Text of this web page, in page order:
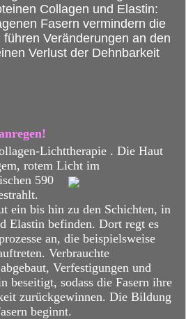
Collagen und Elastin:
Fasern vermindern die
Veränderungen an den
Verlust der Dehnbarkeit
Lichttherapie . Die Haut
rotem Licht im
590
ein bis hin zu den Schichten, in
Elastin befinden. Dort regt es
an, die beispielsweise
Verbrauchte
Verfestigungen und
beseitigt, sodass die Fasern ihre
zurückgewinnen. Die Bildung
beginnt.